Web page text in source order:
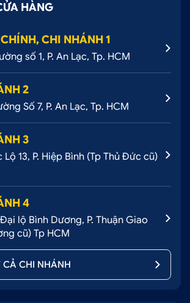
HÀNG
CHI NHÁNH 1
số 1, P. An Lạc, Tp. HCM
2
Số 7, P. An Lạc, Tp. HCM
3
Lộ 13, P. Hiệp Bình (Tp Thủ Đức cũ)
4
Đại lộ Bình Dương, P. Thuận Giao
cũ) Tp HCM
CẢ CHI NHÁNH